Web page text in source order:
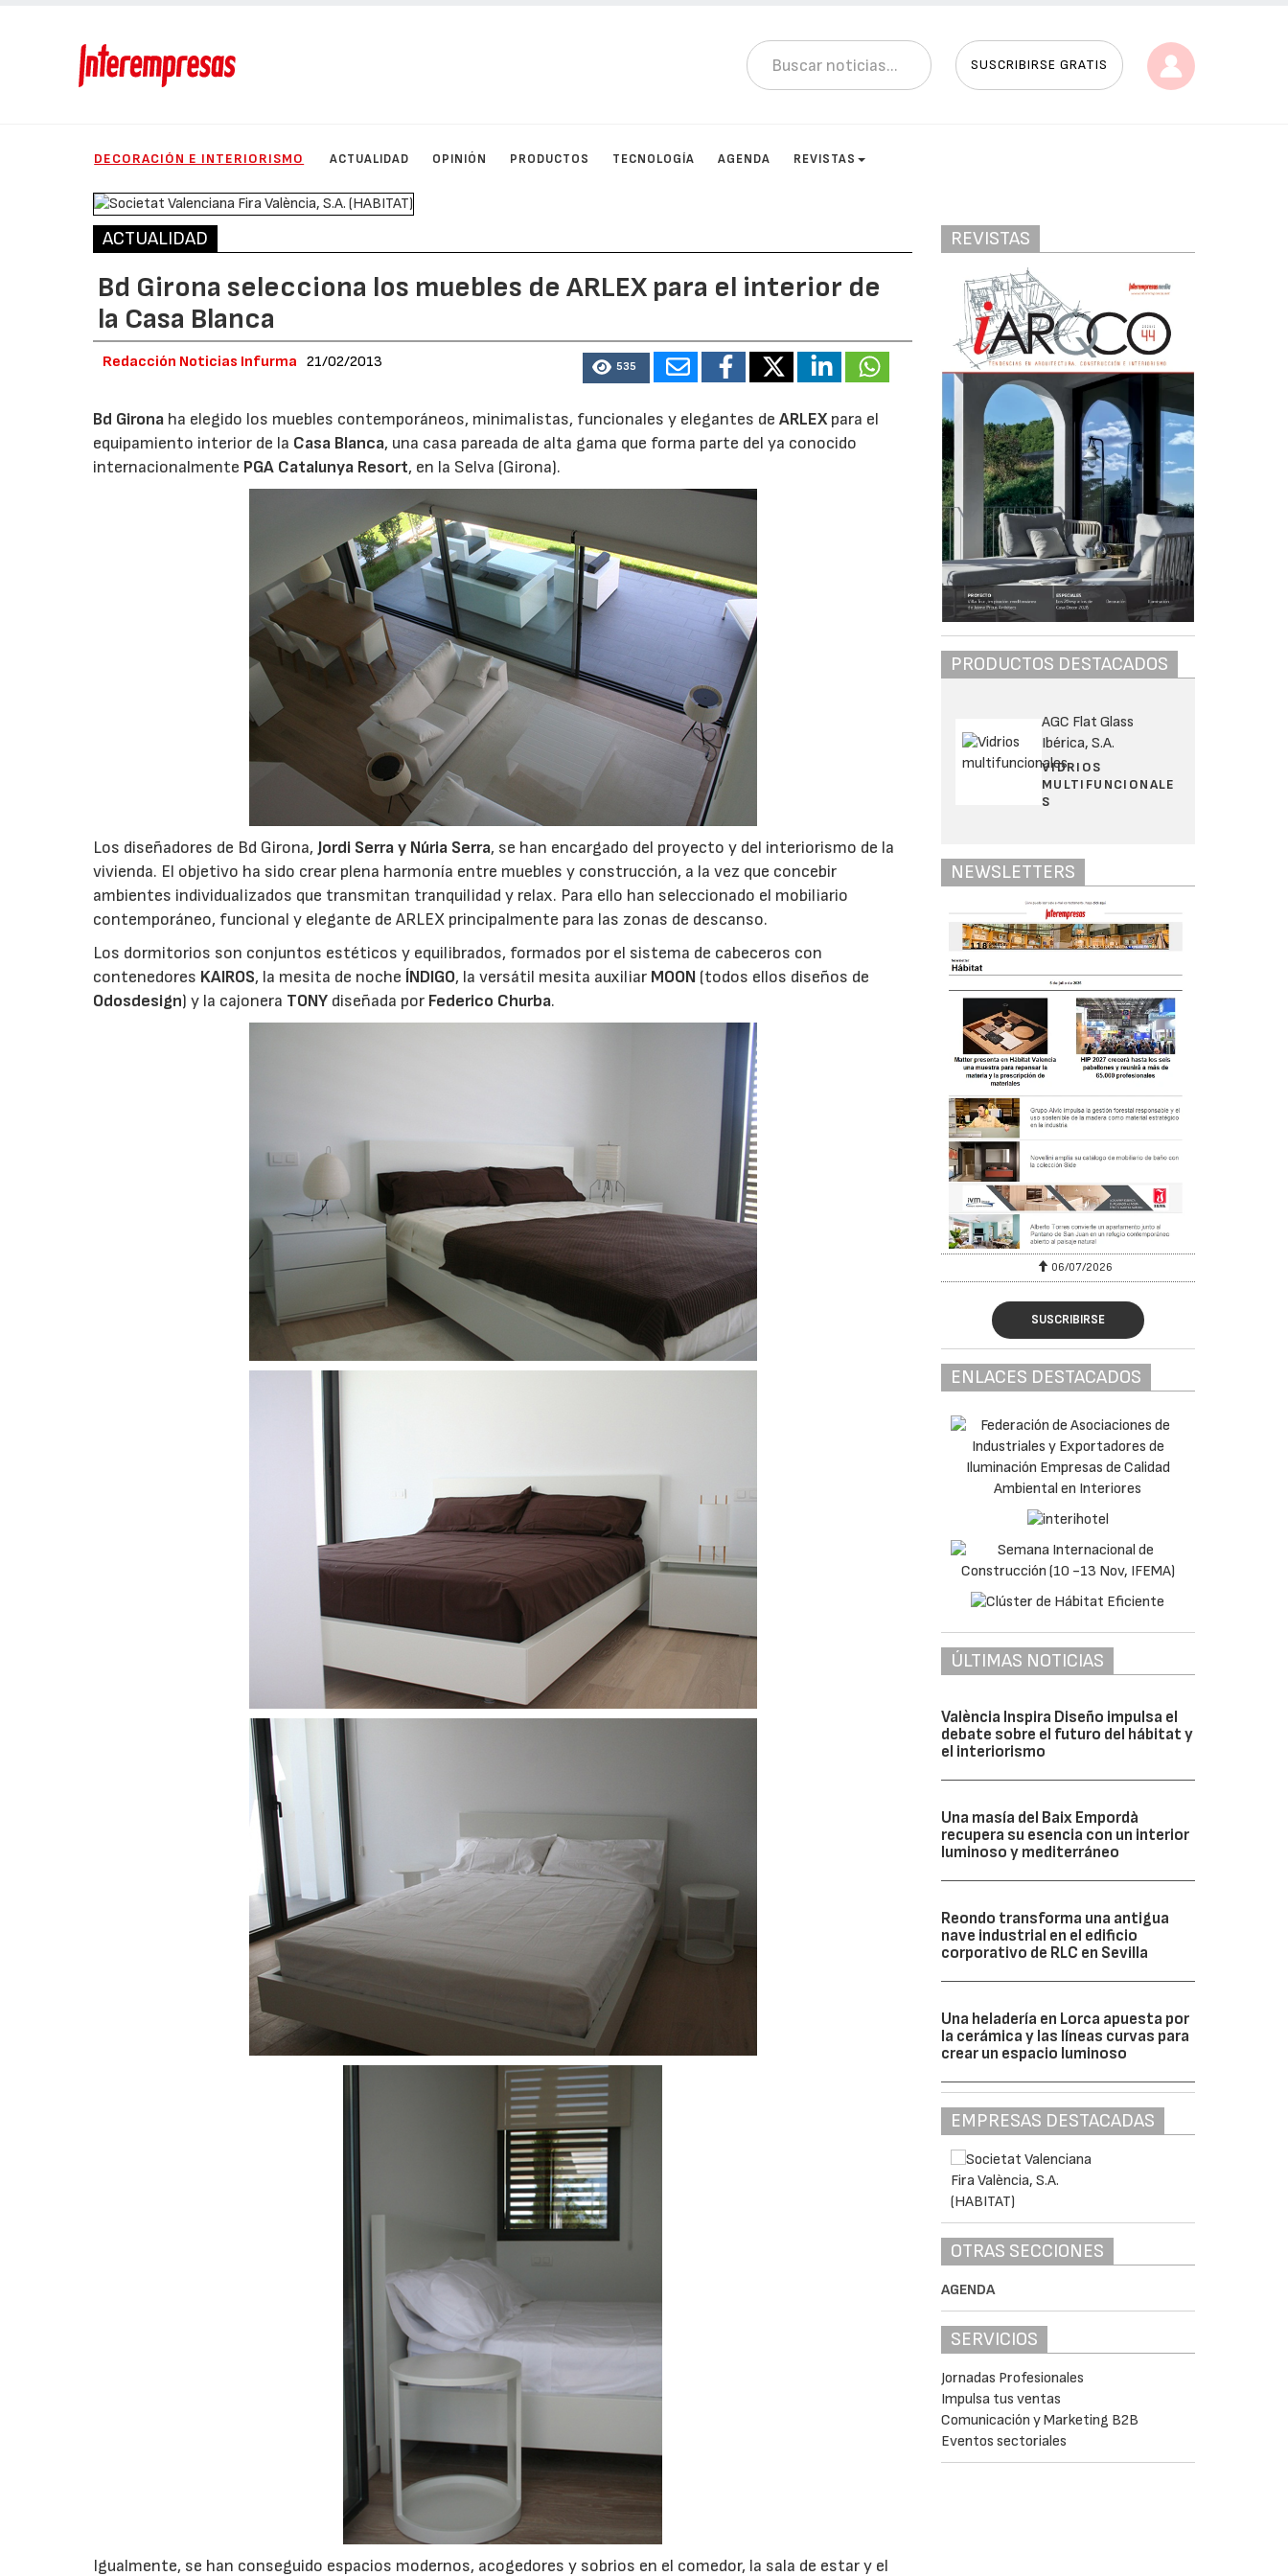
SUSCRIBIRSE GRATIS
DECORACIÓN E INTERIORISMO ACTUALIDAD OPINIÓN PRODUCTOS TECNOLOGÍA AGENDA REVISTAS
ACTUALIDAD
Bd Girona selecciona los muebles de ARLEX para el interior de
la Casa Blanca
Redacción Noticias Infurma 21/02/2013 535
Bd Girona ha elegido los muebles contemporáneos, minimalistas, funcionales y elegantes deARLEXpara el
equipamiento interior de la Casa Blanca, una casa pareada de alta gama que forma parte del ya conocido
internacionalmente PGA Catalunya Resort, en la Selva (Girona).
Los diseñadores de Bd Girona,Jordi Serra y Núria Serra, se han encargado del proyecto y del interiorismo de la
vivienda. El objetivo ha sido crear plena harmonía entre muebles y construcción, a la vez que concebir
ambientes individualizados que transmitan tranquilidad y relax. Para ello han seleccionado el mobiliario
contemporáneo, funcional y elegante de ARLEX principalmente para las zonas de descanso.
Los dormitorios son conjuntos estéticos y equilibrados, formados por el sistema de cabeceros con
contenedores KAIROS, la mesita de noche ÍNDIGO, la versátil mesita auxiliar MOON (todos ellos diseños de
Odosdesign) y la cajonera TONY diseñada por Federico Churba.
Igualmente, se han conseguido espacios modernos, acogedores y sobrios en el comedor, la sala de estar y el
REVISTAS
PRODUCTOS DESTACADOS
AGC Flat Glass
Ibérica, S.A.
VIDRIOS
MULTIFUNCIONALE
S
NEWSLETTERS
06/07/2026 06/07/2026
SUSCRIBIRSE
ENLACES DESTACADOS
ÚLTIMAS NOTICIAS
València Inspira Diseño impulsa el
debate sobre el futuro del hábitat y
el interiorismo
Una masía del Baix Empordà
recupera su esencia con un interior
luminoso y mediterráneo
Reondo transforma una antigua
nave industrial en el edificio
corporativo de RLC en Sevilla
Una heladería en Lorca apuesta por
la cerámica y las líneas curvas para
crear un espacio luminoso
EMPRESAS DESTACADAS
OTRAS SECCIONES
AGENDA
SERVICIOS
Jornadas Profesionales
Impulsa tus ventas
Comunicación y Marketing B2B
Eventos sectoriales